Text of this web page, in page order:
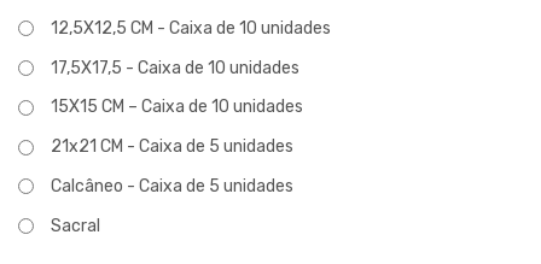
12,5X12,5 CM - Caixa de 10 unidades
17,5X17,5 - Caixa de 10 unidades
15X15 CM – Caixa de 10 unidades
21x21 CM - Caixa de 5 unidades
Calcâneo - Caixa de 5 unidades
Sacral